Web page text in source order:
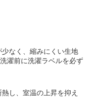
なく、縮みにくい生地
濯前に洗濯ラベルを必ず
し、室温の上昇を抑え